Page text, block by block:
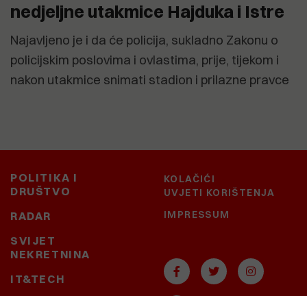
nedjeljne utakmice Hajduka i Istre
Najavljeno je i da će policija, sukladno Zakonu o
policijskim poslovima i ovlastima, prije, tijekom i
nakon utakmice snimati stadion i prilazne pravce
POLITIKA I
DRUŠTVO
RADAR
SVIJET
NEKRETNINA
IT&TECH
KOLAČIĆI
UVJETI KORIŠTENJA
IMPRESSUM